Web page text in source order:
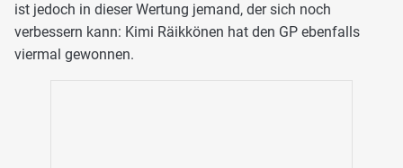
ist jedoch in dieser Wertung jemand, der sich noch
verbessern kann: Kimi Räikkönen hat den GP ebenfalls
viermal gewonnen.